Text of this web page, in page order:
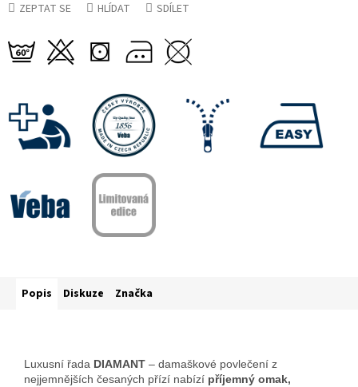
ZEPTAT SE HLÍDAT SDÍLET
Popis Diskuze Značka
Luxusní řada DIAMANT – damaškové povlečení z
nejjemnějších česaných přízí nabízí příjemný omak,